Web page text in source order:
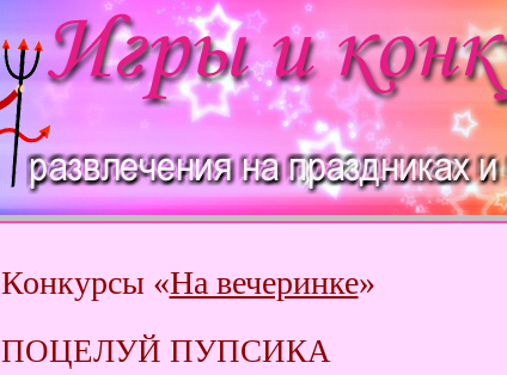
Конкурсы «На вечеринке»
ПОЦЕЛУЙ ПУПСИКА